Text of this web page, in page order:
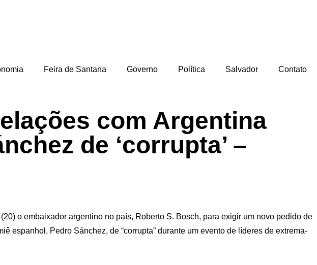
Feira de Santana Governo Política Salvador Contato
com Argentina
de ‘corrupta’ –
o embaixador argentino no país, Roberto S. Bosch, para exigir um novo pedido de
espanhol, Pedro Sánchez, de “corrupta” durante um evento de líderes de extrema-